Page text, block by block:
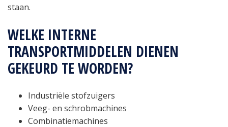
staan.
WELKE INTERNE
TRANSPORTMIDDELEN DIENEN
GEKEURD TE WORDEN?
Industriële stofzuigers
Veeg- en schrobmachines
Combinatiemachines